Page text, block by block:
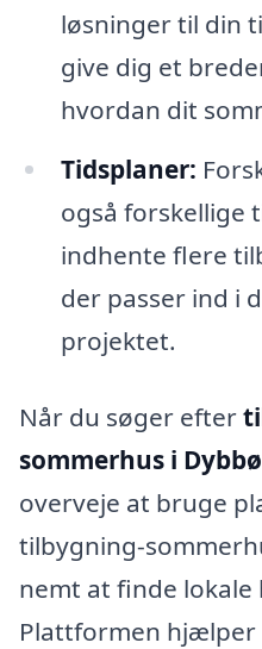
løsninger til din
give dig et
hvordan dit
Tidsplaner:
også forskellige
indhente flere
der passer ind i
projektet.
Når du søger efter
sommerhus i
overveje at bruge
tilbygning-
nemt at finde
Plattformen hjælper